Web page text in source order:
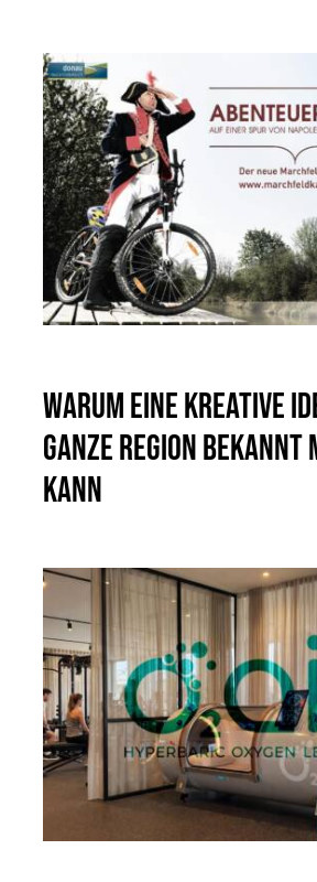
Warum eine kreative
ganze Region bekannt
kann